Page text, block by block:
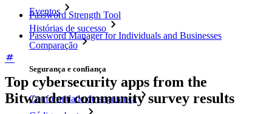
Eventos
Histórias de sucesso
Comparação
Segurança e confiança
Conformidade de segurança
Password Strength Tool
Password Manager for Individuals and Businesses
Top cybersecurity apps from the
Bitwarden community survey results